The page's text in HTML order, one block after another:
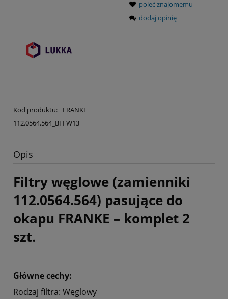
Kod produktu:
FRANKE
112.0564.564_BFFW13
poleć znajomemu
dodaj opinię
Opis
Filtry węglowe (zamienniki
112.0564.564) pasujące do
okapu FRANKE – komplet 2
szt.
Główne cechy:
Rodzaj filtra: Węglowy